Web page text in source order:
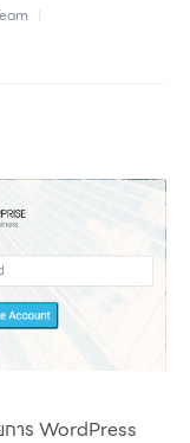
การ WordPress